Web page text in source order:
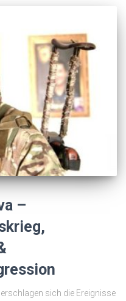
–
sich die Ereignisse